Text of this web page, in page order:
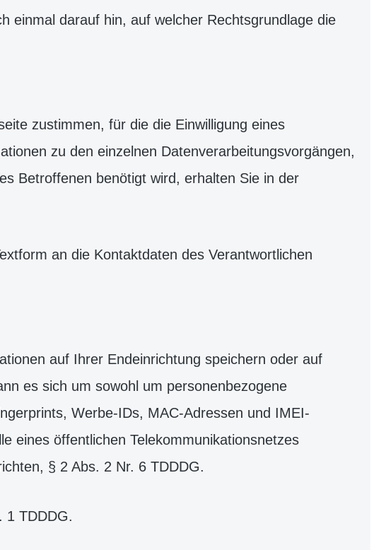
einmal darauf hin, auf welcher Rechtsgrundlage die
zustimmen, für die die Einwilligung eines
zu den einzelnen Datenverarbeitungsvorgängen,
Betroffenen benötigt wird, erhalten Sie in der
an die Kontaktdaten des Verantwortlichen
auf Ihrer Endeinrichtung speichern oder auf
es sich um sowohl um personenbezogene
Werbe-IDs, MAC-Adressen und IMEI-
eines öffentlichen Telekommunikationsnetzes
§ 2 Abs. 2 Nr. 6 TDDDG.
1 TDDDG.